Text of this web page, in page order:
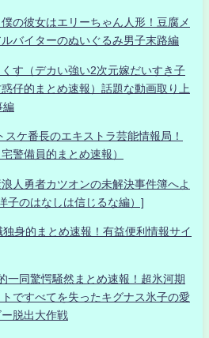
の彼女はエリーちゃん人形！豆腐メ
バイターのぬいぐるみ男子末路編
す（デカい強い2次元嫁だいすき子
仔的まとめ速報）話題な動画取り上
編
ケ番長のエキストラ芸能情報局！
警備員的まとめ速報）
人勇者カツオンの未解決事件簿へよ
子のはなしは信じるな編）]
的まとめ速報！有益便利情報サイ
一同驚愕騒然まとめ速報！超氷河期
ですべてを失ったキグナス氷子の愛
脱出大作戦